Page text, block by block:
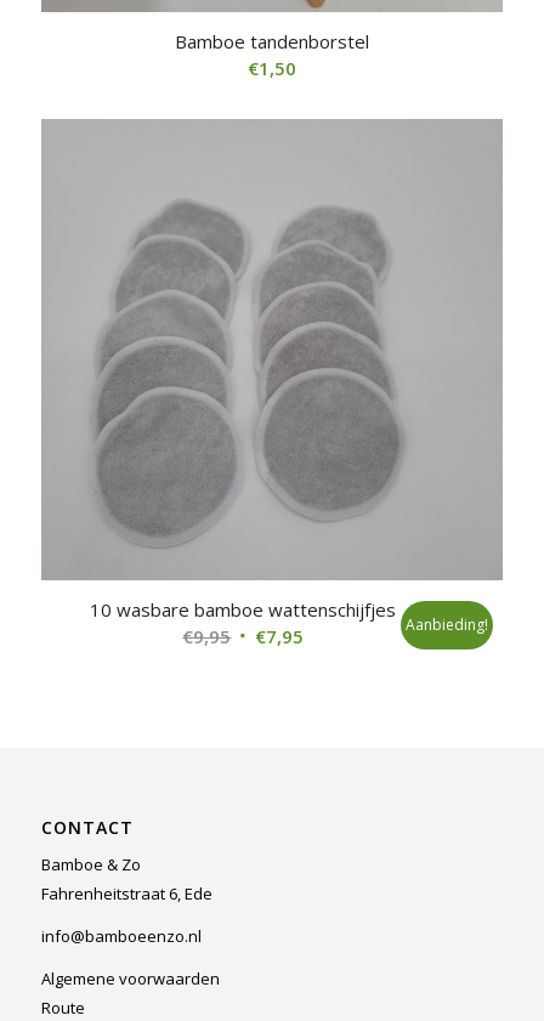
Bamboe tandenborstel
€1,50
10 wasbare bamboe wattenschijfjes
€9,95 Oorspronkelijke
€7,95 Aanbieding!
CONTACT
Bamboe & Zo
Fahrenheitstraat 6, Ede
info@bamboeenzo.nl
Algemene voorwaarden
Route